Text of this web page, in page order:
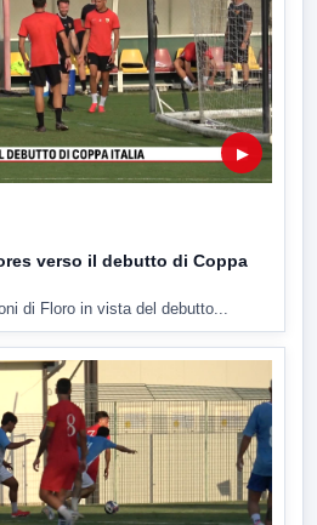
▶
verso il debutto di Coppa
di Floro in vista del debutto...